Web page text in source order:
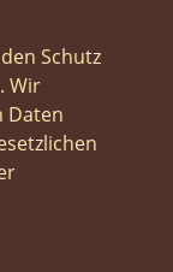
Schutz
Wir
Daten